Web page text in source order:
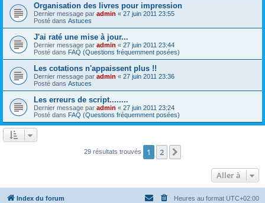
Organisation des livres pour impression
Dernier message par admin « 27 juin 2011 23:55
Posté dans Astuces
J'ai raté une mise à jour...
Dernier message par admin « 27 juin 2011 23:44
Posté dans FAQ (Questions fréquemment posées)
Les cotations n'appaissent plus !!
Dernier message par admin « 27 juin 2011 23:36
Posté dans Astuces
Les erreurs de script........
Dernier message par admin « 27 juin 2011 23:24
Posté dans FAQ (Questions fréquemment posées)
29 résultats trouvés 1 2
Aller à
Index du forum Heures au format UTC+02:00